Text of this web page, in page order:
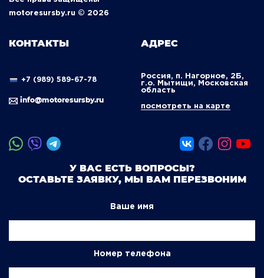
motoresursby.ru © 2026
КОНТАКТЫ
+7 (989) 589-67-78
info@motoresursby.ru
АДРЕС
Россия, п. Нагорное, 2Б,
г.о. Мытищи, Московская
область
посмотреть на карте
У ВАС ЕСТЬ ВОПРОСЫ?
ОСТАВЬТЕ ЗАЯВКУ, МЫ ВАМ ПЕРЕЗВОНИМ
Ваше имя
Номер телефона